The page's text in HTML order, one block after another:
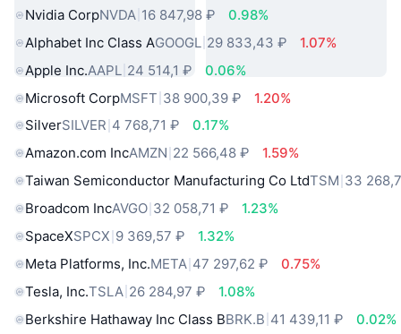
Nvidia CorpNVDA 16 847,98 ₽
0.98%
Alphabet Inc Class AGOOGL 29 833,43 ₽
1.07%
Apple Inc.AAPL 24 514,1 ₽
0.06%
Microsoft CorpMSFT 38 900,39 ₽
1.20%
SilverSILVER 4 768,71 ₽
0.17%
Amazon.com IncAMZN 22 566,48 ₽
1.59%
Taiwan Semiconductor Manufacturing Co LtdTSM 33
Broadcom IncAVGO 32 058,71 ₽
1.23%
SpaceXSPCX 9 369,57 ₽
1.32%
Meta Platforms, Inc.META 47 297,62 ₽
0.75%
Tesla, Inc.TSLA 26 284,97 ₽
1.08%
Berkshire Hathaway Inc Class BBRK.B 41 439,11 ₽
0.02%